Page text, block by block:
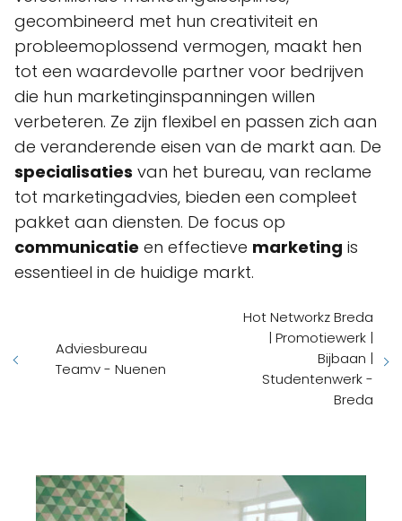
gecombineerd met hun creativiteit en
probleemoplossend vermogen, maakt hen
tot een waardevolle partner voor bedrijven
die hun marketinginspanningen willen
verbeteren. Ze zijn flexibel en passen zich aan
de veranderende eisen van de markt aan. De
specialisaties van het bureau, van reclame
tot marketingadvies, bieden een compleet
pakket aan diensten. De focus op
communicatie en effectieve marketing is
essentieel in de huidige markt.
Adviesbureau
Teamv - Nuenen
Hot Networkz Breda
| Promotiewerk |
Bijbaan |
Studentenwerk -
Breda